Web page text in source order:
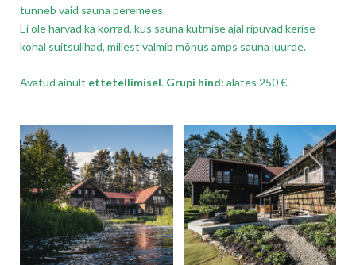
tunneb vaid sauna peremees.
Ei ole harvad ka korrad, kus sauna kütmise ajal ripuvad kerise
kohal suitsulihad, millest valmib mõnus amps sauna juurde.
Avatud ainult ettetellimisel. Grupi hind: alates 250 €.